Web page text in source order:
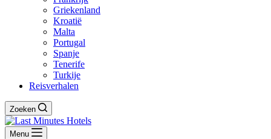
Griekenland
Kroatië
Malta
Portugal
Spanje
Tenerife
Turkije
Reisverhalen
Zoeken
Menu